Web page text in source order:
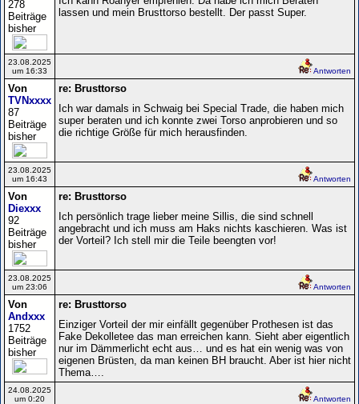
278
Beiträge
bisher
lassen und mein Brusttorso bestellt. Der passt Super.
23.08.2025
um 16:33
Antworten
Von
TVNxxxx
87
Beiträge
bisher
re: Brusttorso
Ich war damals in Schwaig bei Special Trade, die haben mich
super beraten und ich konnte zwei Torso anprobieren und so
die richtige Größe für mich herausfinden.
23.08.2025
um 16:43
Antworten
Von
Diexxx
92
Beiträge
bisher
re: Brusttorso
Ich persönlich trage lieber meine Sillis, die sind schnell
angebracht und ich muss am Haks nichts kaschieren. Was ist
der Vorteil? Ich stell mir die Teile beengten vor!
23.08.2025
um 23:06
Antworten
Von
Andxxx
1752
Beiträge
bisher
re: Brusttorso
Einziger Vorteil der mir einfällt gegenüber Prothesen ist das
Fake Dekolletee das man erreichen kann. Sieht aber eigentlich
nur im Dämmerlicht echt aus… und es hat ein wenig was von
eigenen Brüsten, da man keinen BH braucht. Aber ist hier nicht
Thema….
24.08.2025
um 0:20
Antworten